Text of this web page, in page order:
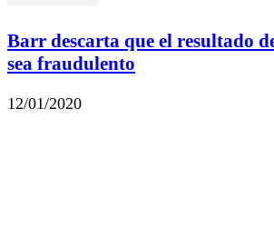
Barr descarta que el resultado
sea fraudulento
12/01/2020